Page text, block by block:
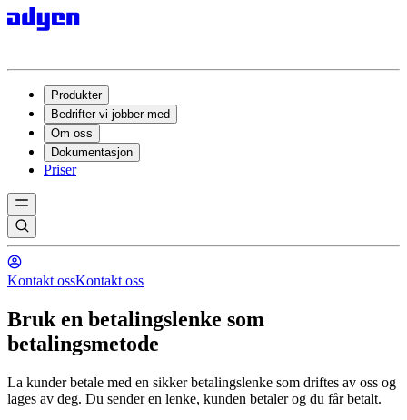
Produkter
Bedrifter vi jobber med
Om oss
Dokumentasjon
Priser
Kontakt ossKontakt oss
Bruk en betalingslenke som
betalingsmetode
La kunder betale med en sikker betalingslenke som driftes av oss og
lages av deg. Du sender en lenke, kunden betaler og du får betalt.